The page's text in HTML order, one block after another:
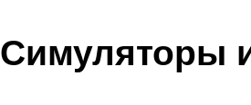
Симуляторы